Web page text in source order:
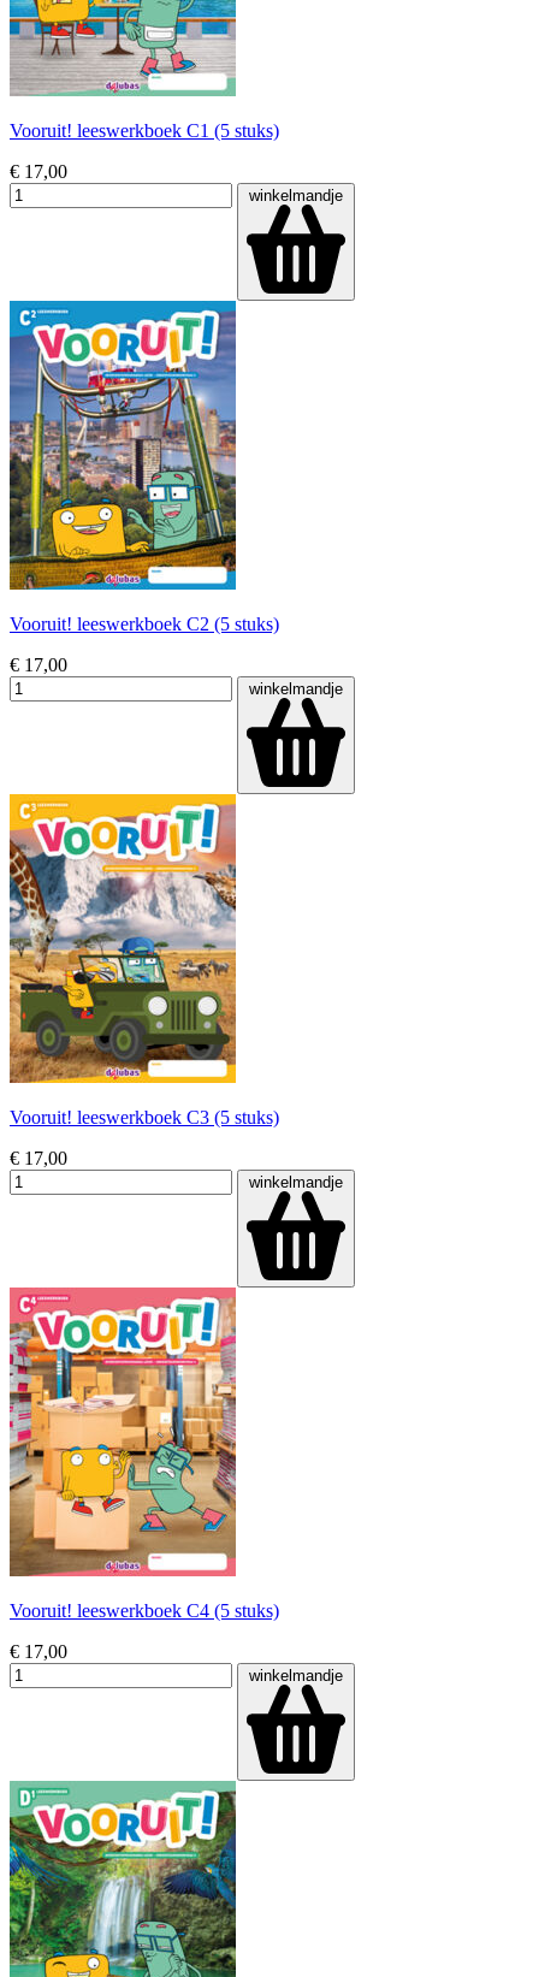
Vooruit! leeswerkboek C1 (5 stuks)
€ 17,00
winkelmandje
Vooruit! leeswerkboek C2 (5 stuks)
€ 17,00
winkelmandje
Vooruit! leeswerkboek C3 (5 stuks)
€ 17,00
winkelmandje
Vooruit! leeswerkboek C4 (5 stuks)
€ 17,00
winkelmandje